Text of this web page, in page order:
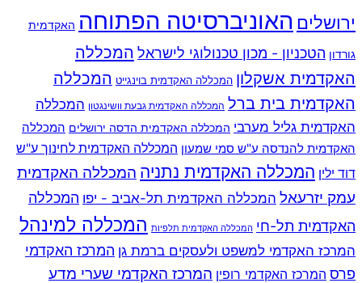
ירושלים האוניברסיטה הפתוחה האקדמית
גורדון הטכניון - מכון טכנולוגי לישראל המכללה
האקדמית אשקלון המכללה האקדמית בוינגייט המכללה
האקדמית בית ברל המכללה האקדמית גבעת וושינגטון המכללה
האקדמית גליל מערבי המכללה האקדמית הדסה ירושלים המכללה
האקדמית להנדסה ע"ש סמי שמעון המכללה האקדמית לחינוך ע"ש
דוד ילין המכללה האקדמית נתניה המכללה האקדמית
עמק יזרעאל המכללה האקדמית תל-אביב - יפו המכללה
האקדמית תל-חי המכללה האקדמית תלפיות המכללה למינהל
המרכז האקדמי למשפט ולעסקים ברמת גן המרכז האקדמי
פרס המרכז האקדמי רופין המרכז האקדמי שערי מדע